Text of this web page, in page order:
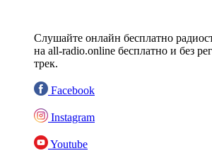
Слушайте онлайн бесплатно
на all-radio.online бесплатно и без
трек.
Facebook
Instagram
Youtube